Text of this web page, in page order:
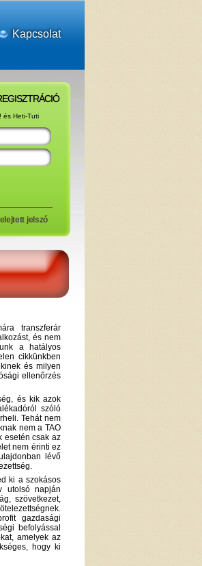
Kapcsolat
és Heti-Tuti
jelszó
transzferár
és nem
a hatályos
cikkünkben
és milyen
ellenőrzés
és kik azok
szóló
Tehát nem
nem a TAO
esetén csak az
nem érinti ez
lévő
ki a szokásos
utolsó napján
szövetkezet,
gazdasági
befolyással
amelyek az
hogy ki